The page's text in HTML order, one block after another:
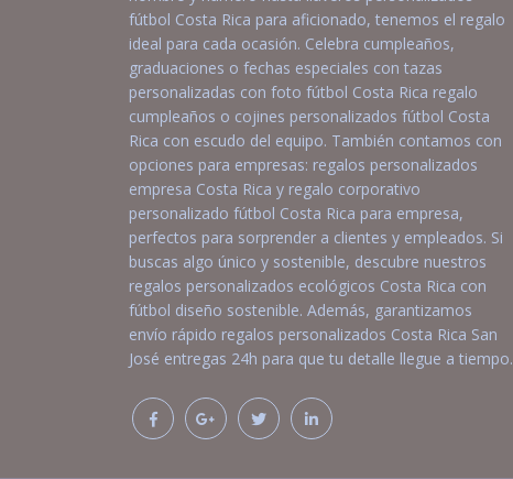
fútbol Costa Rica para aficionado, tenemos el regalo
ideal para cada ocasión. Celebra cumpleaños,
graduaciones o fechas especiales con tazas
personalizadas con foto fútbol Costa Rica regalo
cumpleaños o cojines personalizados fútbol Costa
Rica con escudo del equipo. También contamos con
opciones para empresas: regalos personalizados
empresa Costa Rica y regalo corporativo
personalizado fútbol Costa Rica para empresa,
perfectos para sorprender a clientes y empleados. Si
buscas algo único y sostenible, descubre nuestros
regalos personalizados ecológicos Costa Rica con
fútbol diseño sostenible. Además, garantizamos
envío rápido regalos personalizados Costa Rica San
José entregas 24h para que tu detalle llegue a tiempo.